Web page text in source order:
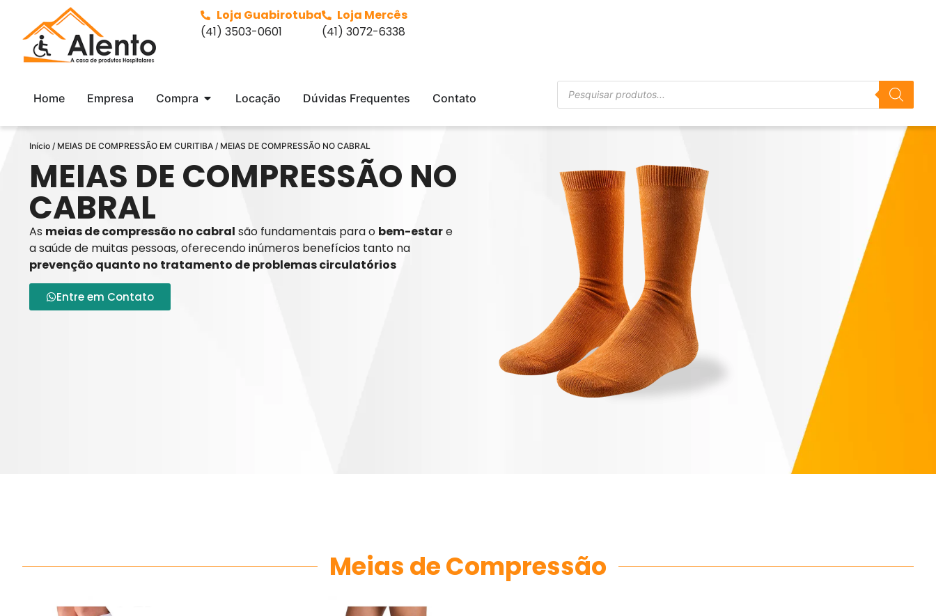
Loja Guabirotuba
(41) 3503-0601
Loja Mercês
(41) 3072-6338
Home Empresa Compra Locação Dúvidas Frequentes Contato
Início / MEIAS DE COMPRESSÃO EM CURITIBA / MEIAS DE COMPRESSÃO NO CABRAL
MEIAS DE COMPRESSÃO NO
CABRAL
As meias de compressão no cabral são fundamentais para o bem-estare
a saúde de muitas pessoas, oferecendo inúmeros benefícios tanto na
prevenção quanto no tratamento de problemas circulatórios
Entre em Contato
Meias de Compressão